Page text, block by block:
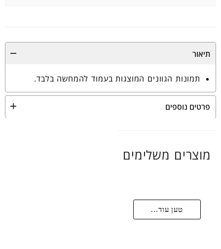
תיאור
תמונות הגוונים המוצגות בעמוד להמחשה בלבד.
פרטים נוספים
מוצרים משלימים
טען עוד...